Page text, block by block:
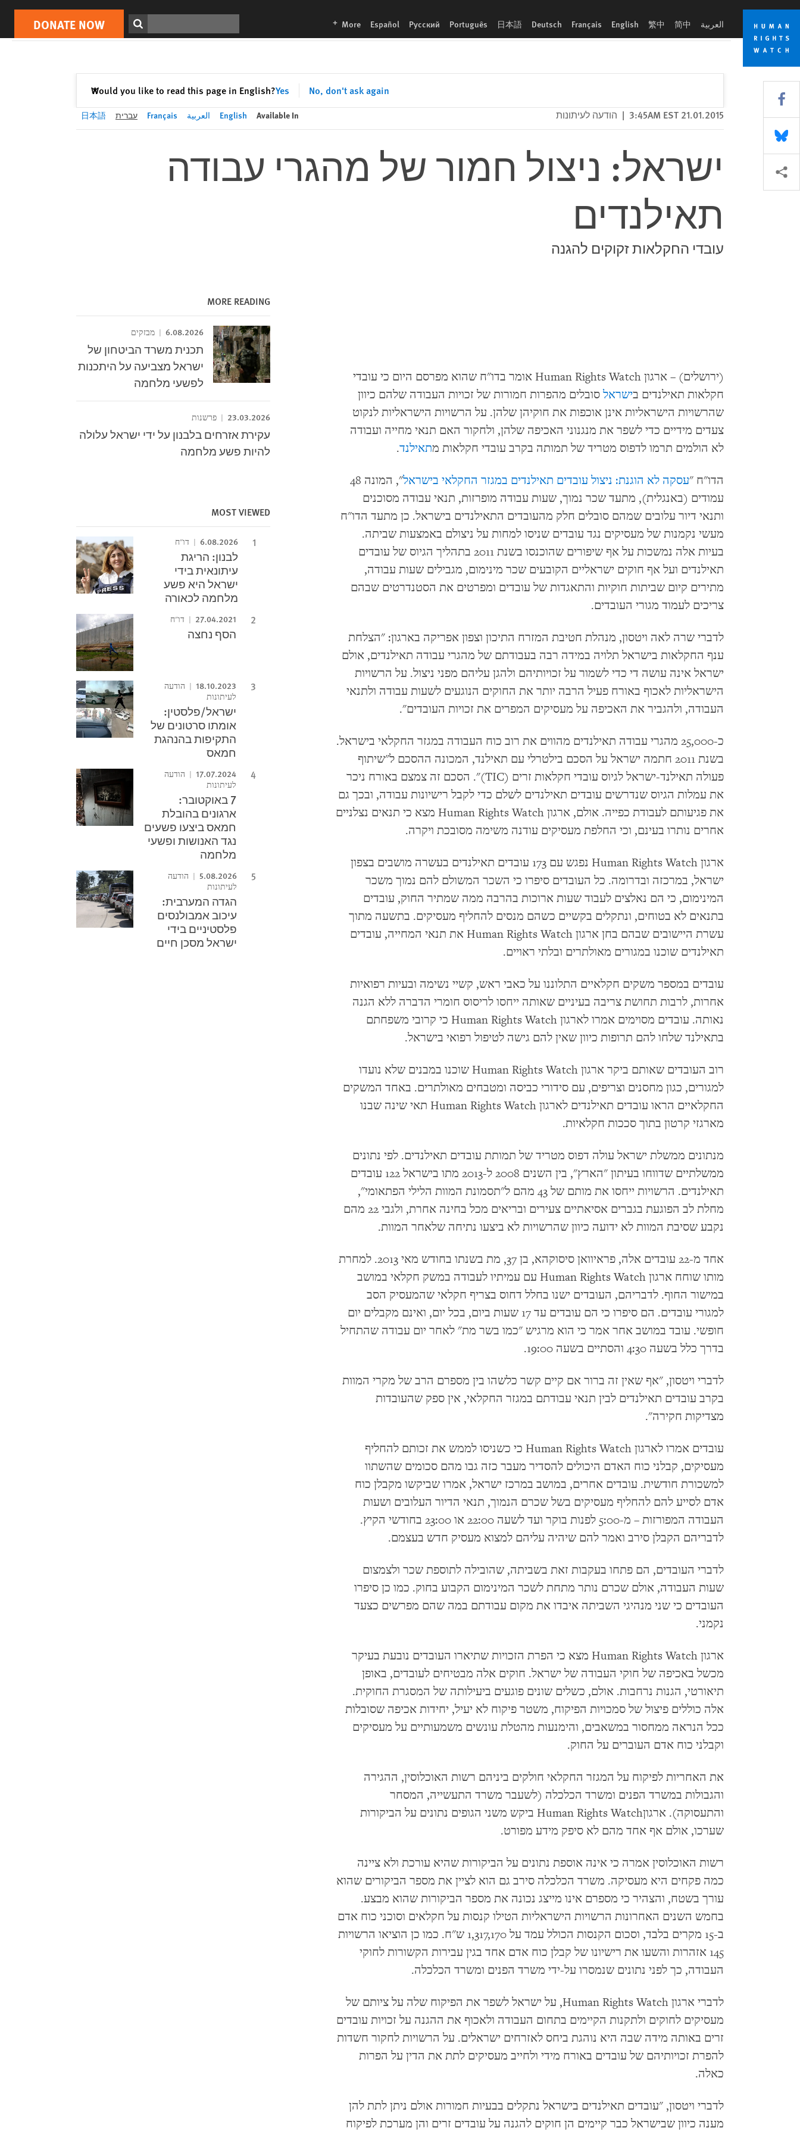
Skip
cookie
privacy
notice
Skip
main
content
العربية 简中
繁中
English
Français
Deutsch
日本語
Português
Русский
Español
More
languages
DONATE NOW
Would you like to read this page in English?Yes No, don't ask again
✕Close
Print
DONATE NOW
21.01.2015 3:45AM EST
| הודעה לעיתונות Available In
English العربية Français עברית 日本語
ישראל: ניצול חמור של מהגרי עבודה
תאילנדים
עובדי החקלאות זקוקים להגנה
(ירושלים) – ארגון Human Rights Watch אומר בדו"ח שהוא מפרסם היום כי עובדי
חקלאות תאילנדים בישראל סובלים מהפרות חמורות של זכויות העבודה שלהם כיוון
שהרשויות הישראליות אינן אוכפות את חוקיהן שלהן. על הרשויות הישראליות לנקוט
צעדים מידיים כדי לשפר את מנגנוני האכיפה שלהן, ולחקור האם תנאי מחייה ועבודה
לא הולמים תרמו לדפוס מטריד של תמותה בקרב עובדי חקלאות מתאילנד.
הדו"ח "עסקה לא הוגנת: ניצול עובדים תאילנדים במגזר החקלאי בישראל
", המונה 48
עמודים (באנגלית), מתעד שכר נמוך, שעות עבודה מופרזות, תנאי עבודה מסוכנים
ותנאי דיור עלובים שמהם סובלים חלק מהעובדים התאילנדים בישראל. כן מתעד הדו"ח
מעשי נקמנות של מעסיקים נגד עובדים שניסו למחות על ניצולם באמצעות שביתה.
בעיות אלה נמשכות על אף שיפורים שהוכנסו בשנת 2011 בתהליך הגיוס של עובדים
תאילנדים ועל אף חוקים ישראליים הקובעים שכר מינימום, מגבילים שעות עבודה,
מתירים קיום שביתות חוקיות והתאגדות של עובדים ומפרטים את הסטנדרטים שבהם
צריכים לעמוד מגורי העובדים.
לדברי שרה לאה ויטסון, מנהלת חטיבת המזרח התיכון וצפון אפריקה בארגון: "הצלחת
ענף החקלאות בישראל תלויה במידה רבה בעבודתם של מהגרי עבודה תאילנדים, אולם
ישראל אינה עושה די כדי לשמור על זכויותיהם ולהגן עליהם מפני ניצול. על הרשויות
הישראליות לאכוף באורח פעיל הרבה יותר את החוקים הנוגעים לשעות עבודה ולתנאי
העבודה, ולהגביר את האכיפה על מעסיקים המפרים את זכויות העובדים".
כ-25,000 מהגרי עבודה תאילנדים מהווים את רוב כוח העבודה במגזר החקלאי בישראל.
בשנת 2011 חתמה ישראל על הסכם בילטרלי עם תאילנד, המכונה ההסכם ל"שיתוף
פעולה תאילנד-ישראל לגיוס עובדי חקלאות זרים (TIC)". הסכם זה צמצם באורח ניכר
את עמלות הגיוס שנדרשים עובדים תאילנדים לשלם כדי לקבל רישיונות עבודה, ובכך גם
את פגיעותם לעבודת כפייה. אולם, ארגון Human Rights Watch מצא כי תנאים נצלניים
אחרים נותרו בעינם, וכי החלפת מעסיקים עודנה משימה מסובכת ויקרה.
ארגון Human Rights Watch נפגש עם 173 עובדים תאילנדים בעשרה מושבים בצפון
ישראל, במרכזה ובדרומה. כל העובדים סיפרו כי השכר המשולם להם נמוך משכר
המינימום, כי הם נאלצים לעבוד שעות ארוכות בהרבה ממה שמתיר החוק, עובדים
בתנאים לא בטוחים, ונתקלים בקשיים כשהם מנסים להחליף מעסיקים. בתשעה מתוך
עשרת היישובים שבהם בחן ארגון Human Rights Watch את תנאי המחייה, עובדים
תאילנדים שוכנו במגורים מאולתרים ובלתי ראויים.
עובדים במספר משקים חקלאיים התלוננו על כאבי ראש, קשיי נשימה ובעיות רפואיות
אחרות, לרבות תחושת צריבה בעיניים שאותה ייחסו לריסוס חומרי הדברה ללא הגנה
נאותה. עובדים מסוימים אמרו לארגון Human Rights Watch כי קרובי משפחתם
בתאילנד שלחו להם תרופות כיוון שאין להם גישה לטיפול רפואי בישראל.
רוב העובדים שאותם ביקר ארגון Human Rights Watch שוכנו במבנים שלא נועדו
למגורים, כגון מחסנים וצריפים, עם סידורי כביסה ומטבחים מאולתרים. באחד המשקים
החקלאיים הראו עובדים תאילנדים לארגון Human Rights Watch תאי שינה שבנו
מארגזי קרטון בתוך סככות חקלאיות.
מנתונים ממשלת ישראל עולה דפוס מטריד של תמותת עובדים תאילנדים. לפי נתונים
ממשלתיים שדווחו בעיתון "הארץ", בין השנים 2008 ל-2013 מתו בישראל 122 עובדים
תאילנדים. הרשויות ייחסו את מותם של 43 מהם ל"תסמונת המוות הלילי הפתאומי",
מחלת לב הפוגעת בגברים אסיאתיים צעירים ובריאים מכל בחינה אחרת, ולגבי 22 מהם
נקבע שסיבת המוות לא ידועה כיוון שהרשויות לא ביצעו נתיחה שלאחר המוות.
אחד מ-22 עובדים אלה, פראיוואן סיסוקהא, בן 37, מת בשנתו בחודש מאי 2013. למחרת
מותו שוחח ארגון Human Rights Watch עם עמיתיו לעבודה במשק חקלאי במושב
במישור החוף. לדבריהם, העובדים ישנו בחלל דחוס בצריף חקלאי שהמעסיק הסב
למגורי עובדים. הם סיפרו כי הם עובדים עד 17 שעות ביום, בכל יום, ואינם מקבלים יום
חופשי. עובד במושב אחר אמר כי הוא מרגיש "כמו בשר מת" לאחר יום עבודה שהתחיל
בדרך כלל בשעה 4:30 והסתיים בשעה 19:00.
לדברי ויטסון, "אף שאין זה ברור אם קיים קשר כלשהו בין מספרם הרב של מקרי המוות
בקרב עובדים תאילנדים לבין תנאי עבודתם במגזר החקלאי, אין ספק שהעובדות
מצדיקות חקירה".
עובדים אמרו לארגון Human Rights Watch כי כשניסו לממש את זכותם להחליף
מעסיקים, קבלני כוח האדם היכולים להסדיר מעבר כזה גבו מהם סכומים שהשתוו
למשכורת חודשית. עובדים אחרים, במושב במרכז ישראל, אמרו שביקשו מקבלן כוח
אדם לסייע להם להחליף מעסיקים בשל שכרם הנמוך, תנאי הדיור העלובים ושעות
העבודה המפורזות – מ-5:00 לפנות בוקר ועד לשעה 22:00 או 23:00 בחודשי הקיץ.
לדבריהם הקבלן סירב ואמר להם שיהיה עליהם למצוא מעסיק חדש בעצמם.
לדברי העובדים, הם פתחו בעקבות זאת בשביתה, שהובילה לתוספת שכר ולצמצום
שעות העבודה, אולם שכרם נותר מתחת לשכר המינימום הקבוע בחוק. כמו כן סיפרו
העובדים כי שני מנהיגי השביתה איבדו את מקום עבודתם במה שהם מפרשים כצעד
נקמני.
ארגון Human Rights Watch מצא כי הפרת הזכויות שתיארו העובדים נובעת בעיקר
מכשל באכיפה של חוקי העבודה של ישראל. חוקים אלה מבטיחים לעובדים, באופן
תיאורטי, הגנות נרחבות. אולם, כשלים שונים פוגעים ביעילותה של המסגרת החוקית.
אלה כוללים פיצול של סמכויות הפיקוח, משטר פיקוח לא יעיל, יחידות אכיפה שסובלות
ככל הנראה ממחסור במשאבים, והימנעות מהטלת עונשים משמעותיים על מעסיקים
וקבלני כוח אדם העוברים על החוק.
את האחריות לפיקוח על המגזר החקלאי חולקים ביניהם רשות האוכלוסין, ההגירה
והגבולות במשרד הפנים ומשרד הכלכלה (לשעבר משרד התעשייה, המסחר
והתעסוקה). ארגוןHuman Rights Watch ביקש משני הגופים נתונים על הביקורות
שערכו, אולם אף אחד מהם לא סיפק מידע מפורט.
רשות האוכלוסין אמרה כי אינה אוספת נתונים על הביקורות שהיא עורכת ולא ציינה
כמה פקחים היא מעסיקה. משרד הכלכלה סירב גם הוא לציין את מספר הביקורים שהוא
עורך בשטח, והצהיר כי מספרם אינו מייצג נכונה את מספר הביקורות שהוא מבצע.
בחמש השנים האחרונות הרשויות הישראליות הטילו קנסות על חקלאים וסוכני כוח אדם
ב-15 מקרים בלבד, וסכום הקנסות הכולל עמד על 1,317,170 ש"ח. כמו כן הוציאו הרשויות
145 אזהרות והשעו את רישיונו של קבלן כוח אדם אחד בגין עבירות הקשורות לחוקי
העבודה, כך לפני נתונים שנמסרו על-ידי משרד הפנים ומשרד הכלכלה.
לדברי ארגון Human Rights Watch, על ישראל לשפר את הפיקוח שלה על ציותם של
מעסיקים לחוקים ולתקנות הקיימים בתחום העבודה ולאכוף את ההגנה על זכויות עובדים
זרים באותה מידה שבה היא נוהגת ביחס לאזרחים ישראלים. על הרשויות לחקור חשדות
להפרת זכויותיהם של עובדים באורח מידי ולחייב מעסיקים לתת את הדין על הפרות
כאלה.
לדברי ויטסון, "עובדים תאילנדים בישראל נתקלים בבעיות חמורות אולם ניתן לתת להן
מענה כיוון שבישראל כבר קיימים הן חוקים להגנה על עובדים זרים והן מערכת לפיקוח
MORE READING
6.08.2026 מבזקים
תכנית משרד הביטחון של
ישראל מצביעה על היתכנות
לפשעי מלחמה
23.03.2026 פרשנות
עקירת אזרחים בלבנון על ידי ישראל עלולה
להיות פשע מלחמה
MOST VIEWED
6.08.2026 דו"ח
לבנון: הריגת
עיתונאית בידי
ישראל היא פשע
מלחמה לכאורה
27.04.2021 דו"ח
הסף נחצה
18.10.2023
הודעה
לעיתונות
ישראל/פלסטין:
אומתו סרטונים של
התקיפות בהנהגת
חמאס
17.07.2024
הודעה
לעיתונות
7 באוקטובר:
ארגונים בהובלת
חמאס ביצעו פשעים
נגד האנושות ופשעי
מלחמה
5.08.2026
הודעה
לעיתונות
הגדה המערבית:
עיכוב אמבולנסים
פלסטיניים בידי
ישראל מסכן חיים
Share this via Facebook
Share this via Bluesky
More sharing options